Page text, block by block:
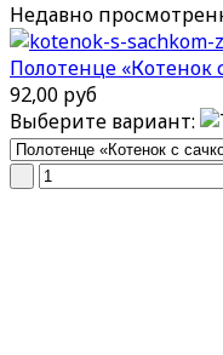
Недавно
Полотенце «Котенок
92,00 руб
Выберите вариант: